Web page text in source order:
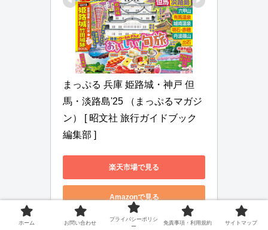
まっぷる 兵庫 姫路城・神戸 但
馬・淡路島'25 （まっぷるマガジ
ン） [ 昭文社 旅行ガイドブック
編集部 ]
楽天市場で見る
Amazonで見る
Yahoo!ショッピングで見る
ホーム お問い合わせ
プライバシーポリシ
ー
免責事項・利用規約 サイトマップ